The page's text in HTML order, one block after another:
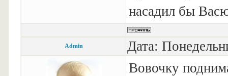
насадил бы
Admin Дата:
Вовочку